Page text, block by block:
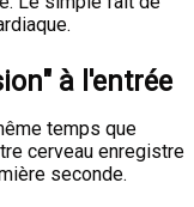
à l'entrée
temps que
cerveau enregistre
seconde.